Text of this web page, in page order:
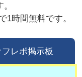
1時間無料です。
フレポ掲示板